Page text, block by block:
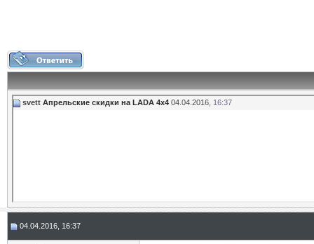
svett Апрельские скидки на LADA 4х4 04.04.2016, 16:37
04.04.2016, 16:37